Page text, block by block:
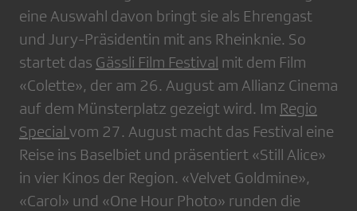
eine Auswahl davon bringt sie als Ehrengast
und Jury-Präsidentin mit ans Rheinknie. So
startet das Gässli Film Festival mit dem Film
«Colette», der am 26. August am Allianz Cinema
auf dem Münsterplatz gezeigt wird. Im Regio
Special vom 27. August macht das Festival eine
Reise ins Baselbiet und präsentiert «Still Alice»
in vier Kinos der Region. «Velvet Goldmine»,
«Carol» und «One Hour Photo» runden die